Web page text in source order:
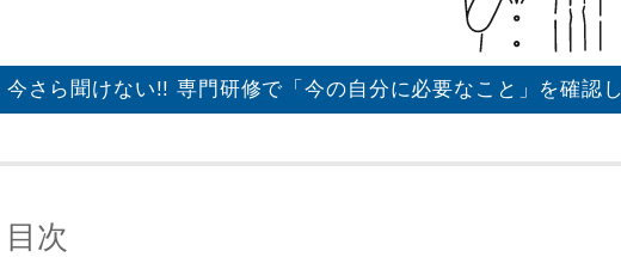
今さら聞けない!! 専門研修で 「今の自分に必要なこと」を確認
目次